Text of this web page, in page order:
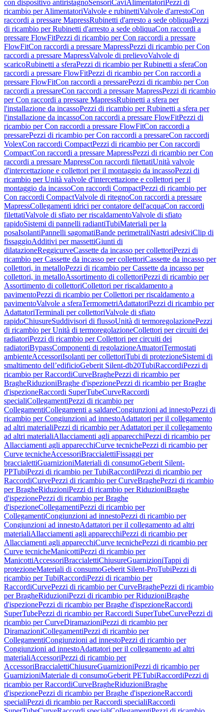
con dispositivo antiristagnoSensoriCaviAlimentatori Pezzi di
ricambio per AlimentatoriValvole e rubinettiValvole d'arrestoCon
raccordi a pressare MapressRubinetti d'arresto a sede obliquaPezzi
di ricambio per Rubinetti d'arresto a sede obliquaCon raccordi a
pressare FlowFitPezzi di ricambio per Con raccordi a pressare
FlowFitCon raccordi a pressare MapressPezzi di ricambio per Con
raccordi a pressare MapressValvole di prelievoValvole di
scaricoRubinetti a sferaPezzi di ricambio per Rubinetti a sferaCon
raccordi a pressare FlowFitPezzi di ricambio per Con raccordi a
pressare FlowFitCon raccordi a pressarePezzi di ricambio per Con
raccordi a pressareCon raccordi a pressare MapressPezzi di ricambio
per Con raccordi a pressare MapressRubinetti a sfera per
l'installazione da incassoPezzi di ricambio per Rubinetti a sfera per
l'installazione da incassoCon raccordi a pressare FlowFitPezzi di
ricambio per Con raccordi a pressare FlowFitCon raccordi a
pressarePezzi di ricambio per Con raccordi a pressareCon raccordi
VolexCon raccordi CompactPezzi di ricambio per Con raccordi
CompactCon raccordi a pressare MapressPezzi di ricambio per Con
raccordi a pressare MapressCon raccordi filettatiUnità valvole
d'intercettazione e collettori per il montaggio da incassoPezzi di
ricambio per Unità valvole d'intercettazione e collettori per il
montaggio da incassoCon raccordi CompactPezzi di ricambio per
Con raccordi CompactValvole di ritegnoCon raccordi a pressare
MapressCollegamenti idrici per contatore dell'acquaCon raccordi
filettatiValvole di sfiato per riscaldamentoValvole di sfiato
rapidoSistemi di pannelli radiantiTubiMateriali per la
posaIsolantiPannelli sagomatiBande perimetraliNastri adesiviClip di
fissaggioAdditivi per massettiGiunti di
dilatazioneReggicurveCassette da incasso per collettoriPezzi di
ricambio per Cassette da incasso per collettoriCassette da incasso per
collettori, in metalloPezzi di ricambio per Cassette da incasso per
collettori, in metalloAssortimento di collettoriPezzi di ricambio per
Assortimento di collettoriCollettori per riscaldamento a
pavimentoPezzi di ricambio per Collettori per riscaldamento a
pavimentoValvole a sferaTermometriAdattatoriPezzi di ricambio per
AdattatoriTerminali per collettoriValvole di sfiato
rapidoChiusureSuddivisori di flussoUnità di termoregolazionePezzi
di ricambio per Unità di termoregolazioneCollettori per circuiti dei
radiatoriPezzi di ricambio per Collettori per circuiti dei
radiatoriBypassComponenti di regolazioneAttuatoriTermostati
ambienteAccessoriIsolanti per collettoriTubi di protezioneSistemi di
smaltimento dell’edificioGeberit Silent-db20TubiRaccordiPezzi di
ricambio per RaccordiCurveBraghePezzi di ricambio per
BragheRiduzioniBraghe d'ispezionePezzi di ricambio per Braghe
d'ispezioneRaccordi SuperTubeCurveRaccordi
specialiCollegamentiPezzi di ricambio per
CollegamentiCollegamenti a saldareCongiunzioni ad innestoPezzi di
ricambio per Congiunzioni ad innestoAdattatori per il collegamento
ad altri materialiPezzi di ricambio per Adattatori per il collegamento
ad altri materialiAllacciamenti agli apparecchiPezzi di ricambio per
Allacciamenti agli apparecchiCurve tecnichePezzi di ricambio per
Curve tecnicheAccessoriBraccialettiFissaggi per
braccialettiGuarnizioniMateriali di consumoGeberit Silent-
PPTubiPezzi di ricambio per TubiRaccordiPezzi di ricambio per
RaccordiCurvePezzi di ricambio per CurveBraghePezzi di ricambio
per BragheRiduzioniPezzi di ricambio per RiduzioniBraghe
d'ispezionePezzi di ricambio per Braghe
d'ispezioneCollegamentiPezzi di ricambio per
CollegamentiCongiunzioni ad innestoPezzi di ricambio per
Congiunzioni ad innestoAdattatori per il collegamento ad altri
materialiAllacciamenti agli apparecchiPezzi di ricambio per
Allacciamenti agli apparecchiCurve tecnichePezzi di ricambio per
Curve tecnicheManicottiPezzi di ricambio per
ManicottiAccessoriBraccialettiChiusureGuarnizioniTappi di
protezioneMateriali di consumoGeberit Silent-ProTubiPezzi di
ricambio per TubiRaccordiPezzi di ricambio per
RaccordiCurvePezzi di ricambio per CurveBraghePezzi di ricambio
per BragheRiduzioniPezzi di ricambio per RiduzioniBraghe
d'ispezionePezzi di ricambio per Braghe d'ispezioneRaccordi
SuperTubePezzi di ricambio per Raccordi SuperTubeCurvePezzi di
ricambio per CurveDiramazioniPezzi di ricambio per
DiramazioniCollegamentiPezzi di ricambio per
CollegamentiCongiunzioni ad innestoPezzi di ricambio per
Congiunzioni ad innestoAdattatori per il collegamento ad altri
materialiAccessoriPezzi di ricambio per
AccessoriBraccialettiChiusureGuarnizioniPezzi di ricambio per
GuarnizioniMateriale di consumoGeberit PETubiRaccordiPezzi di
ricambio per RaccordiCurveBragheRiduzioniBraghe
d'ispezionePezzi di ricambio per Braghe d'ispezioneRaccordi
specialiPezzi di ricambio per Raccordi specialiRaccordi